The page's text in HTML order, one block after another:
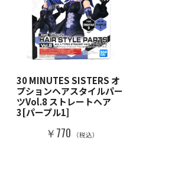
30 MINUTES SISTERS オ
プションヘアスタイルパー
ツVol.8 ストレートヘア
3[パープル1]
￥770 （税込）